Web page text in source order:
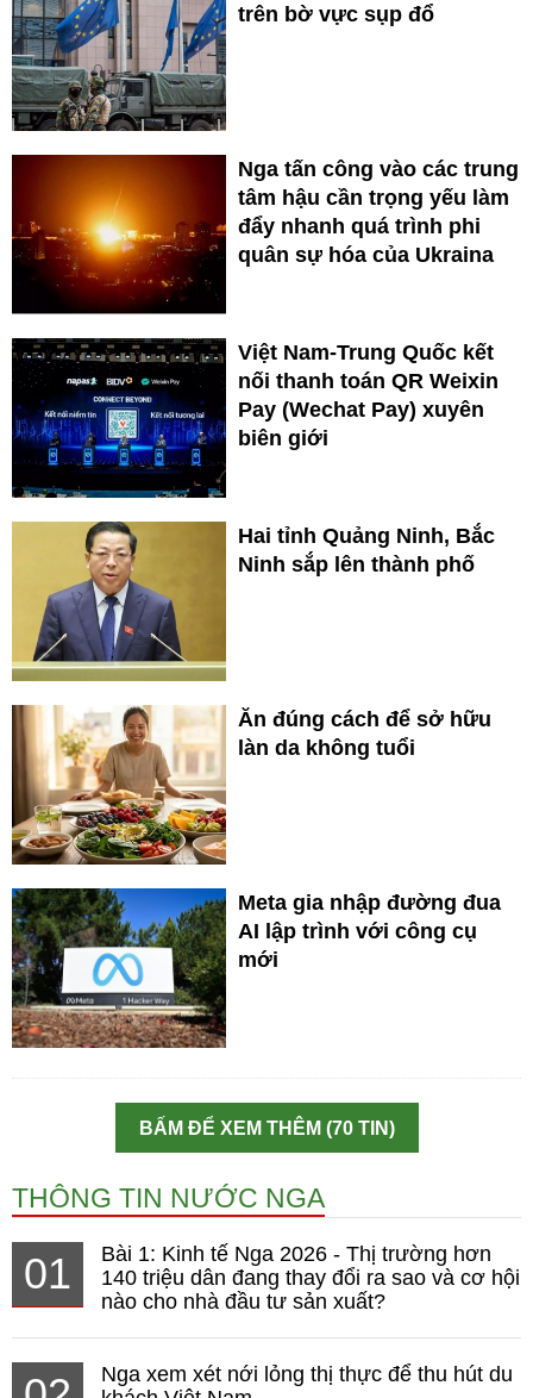
trên bờ vực sụp đổ
Nga tấn công vào các trung
tâm hậu cần trọng yếu làm
đẩy nhanh quá trình phi
quân sự hóa của Ukraina
Việt Nam-Trung Quốc kết
nối thanh toán QR Weixin
Pay (Wechat Pay) xuyên
biên giới
Hai tỉnh Quảng Ninh, Bắc
Ninh sắp lên thành phố
Ăn đúng cách để sở hữu
làn da không tuổi
Meta gia nhập đường đua
AI lập trình với công cụ
mới
BẤM ĐỂ XEM THÊM (70 TIN)
THÔNG TIN NƯỚC NGA
01
Bài 1: Kinh tế Nga 2026 - Thị trường hơn
140 triệu dân đang thay đổi ra sao và cơ hội
nào cho nhà đầu tư sản xuất?
Nga xem xét nới lỏng thị thực để thu hút du